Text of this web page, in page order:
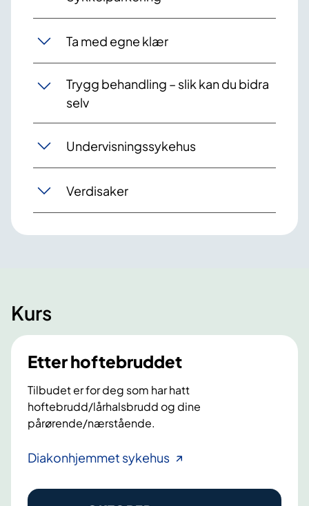
Ta med egne klær
Trygg behandling – slik kan du bidra
selv
Undervisningssykehus
Verdisaker
Kurs
Etter hoftebruddet
Tilbudet er for deg som har hatt
hoftebrudd/lårhalsbrudd og dine
pårørende/nærstående.
Diakonhjemmet sykehusE
t